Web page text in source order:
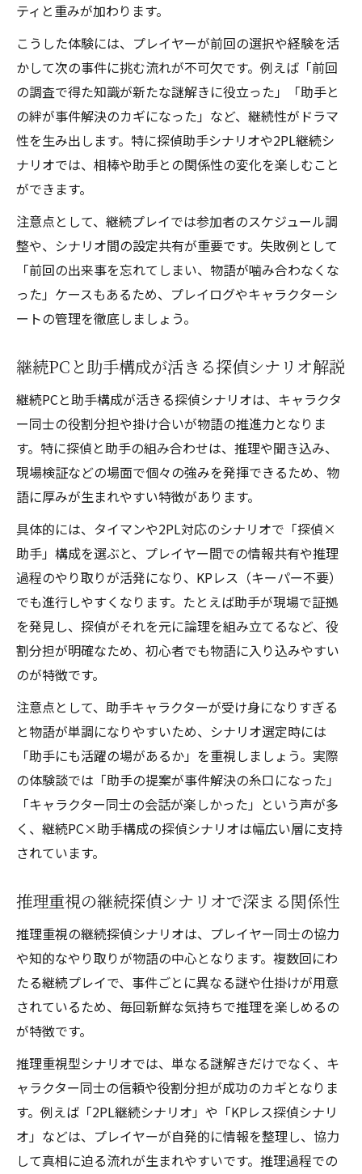
ティと重みが加わります。
こうした体験には、プレイヤーが前回の選択や経験を活
かして次の事件に挑む流れが不可欠です。例えば「前回
の調査で得た知識が新たな謎解きに役立った」「助手と
の絆が事件解決のカギになった」など、継続性がドラマ
性を生み出します。特に探偵助手シナリオや2PL継続シ
ナリオでは、相棒や助手との関係性の変化を楽しむこと
ができます。
注意点として、継続プレイでは参加者のスケジュール調
整や、シナリオ間の設定共有が重要です。失敗例として
「前回の出来事を忘れてしまい、物語が噛み合わなくな
った」ケースもあるため、プレイログやキャラクターシ
ートの管理を徹底しましょう。
継続PCと助手構成が活きる探偵シナリオ解説
継続PCと助手構成が活きる探偵シナリオは、キャラクタ
ー同士の役割分担や掛け合いが物語の推進力となりま
す。特に探偵と助手の組み合わせは、推理や聞き込み、
現場検証などの場面で個々の強みを発揮できるため、物
語に厚みが生まれやすい特徴があります。
具体的には、タイマンや2PL対応のシナリオで「探偵×
助手」構成を選ぶと、プレイヤー間での情報共有や推理
過程のやり取りが活発になり、KPレス（キーパー不要）
でも進行しやすくなります。たとえば助手が現場で証拠
を発見し、探偵がそれを元に論理を組み立てるなど、役
割分担が明確なため、初心者でも物語に入り込みやすい
のが特徴です。
注意点として、助手キャラクターが受け身になりすぎる
と物語が単調になりやすいため、シナリオ選定時には
「助手にも活躍の場があるか」を重視しましょう。実際
の体験談では「助手の提案が事件解決の糸口になった」
「キャラクター同士の会話が楽しかった」という声が多
く、継続PC×助手構成の探偵シナリオは幅広い層に支持
されています。
推理重視の継続探偵シナリオで深まる関係性
推理重視の継続探偵シナリオは、プレイヤー同士の協力
や知的なやり取りが物語の中心となります。複数回にわ
たる継続プレイで、事件ごとに異なる謎や仕掛けが用意
されているため、毎回新鮮な気持ちで推理を楽しめるの
が特徴です。
推理重視型シナリオでは、単なる謎解きだけでなく、キ
ャラクター同士の信頼や役割分担が成功のカギとなりま
す。例えば「2PL継続シナリオ」や「KPレス探偵シナリ
オ」などは、プレイヤーが自発的に情報を整理し、協力
して真相に迫る流れが生まれやすいです。推理過程での